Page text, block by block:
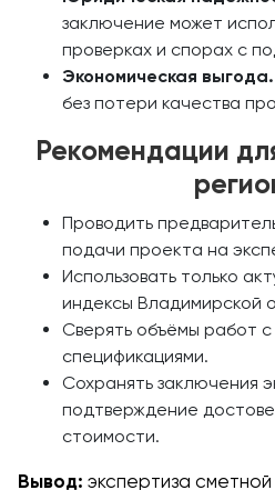
заключение может
проверках и спорах с
Экономическая выгода.
без потери качества
Рекомендации
Проводить
подачи проекта на
Использовать только
индексы Владимирской
Сверять объёмы работ
спецификациями.
Сохранять заключения
подтверждение
стоимости.
Вывод: экспертиза